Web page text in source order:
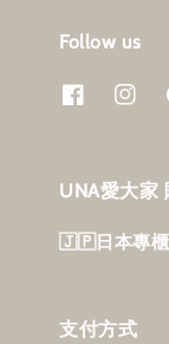
Follow us
UNA愛大
🇯🇵日本專櫃
支付方式